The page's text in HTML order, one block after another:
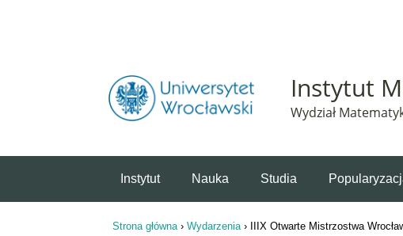
Instytut
Wydział
Instytut Nauka Studia
Strona główna› Wydarzenia› IIIX Otwarte Mistrzostwa